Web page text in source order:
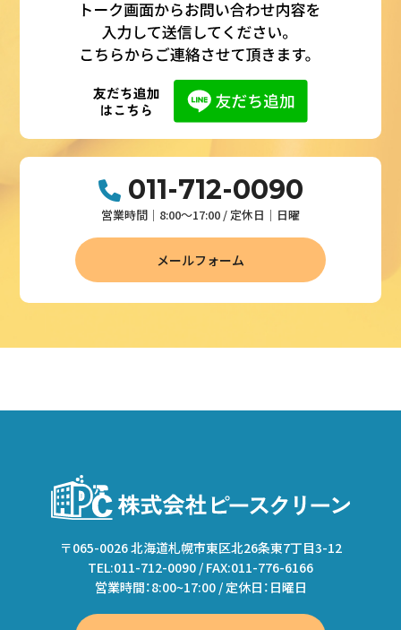
011-712-0090
営業時間│8:00～17:00 / 定休日│日曜
メールフォーム
〒065-0026 北海道札幌市東区北26条東7丁目3-12
TEL:011-712-0090 / FAX:011-776-6166
営業時間：8:00~17:00 / 定休日：日曜日